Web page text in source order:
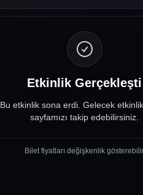
Etkinlik Gerçekleşti
Bu etkinlik sona erdi. Gelecek
sayfamızı takip edebilirsiniz.
Bilet fiyatları değişkenlik